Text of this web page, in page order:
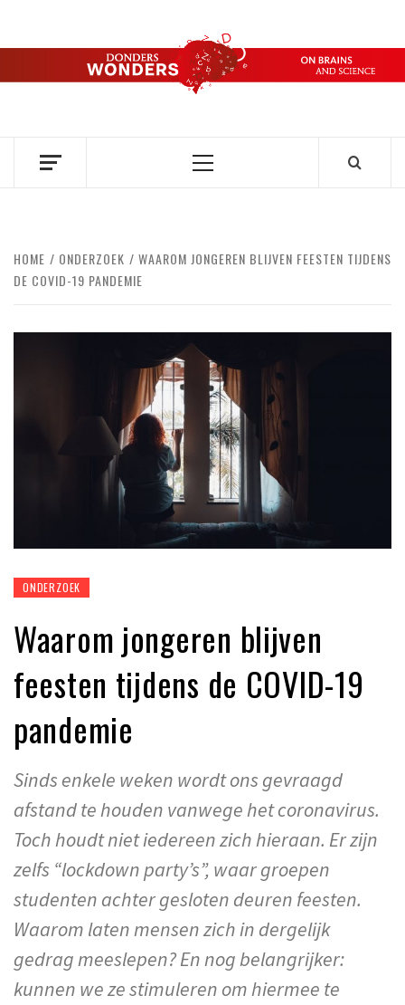
de
DONDERS
OVER HERSENEN EN WETENSCHAP // ON BRAINS AND
Primair
HOME ONDERZOEK
WAAROM JONGEREN BLIJVEN FEESTEN TIJDENS
DE COVID-19 PANDEMIE
ONDERZOEK
Waarom jongeren blijven
feesten tijdens de COVID-19
pandemie
Sinds enkele weken wordt ons gevraagd
afstand te houden vanwege het coronavirus.
Toch houdt niet iedereen zich hieraan. Er zijn
zelfs “lockdown party’s”, waar groepen
studenten achter gesloten deuren feesten.
Waarom laten mensen zich in dergelijk
gedrag meeslepen? En nog belangrijker:
kunnen we ze stimuleren om hiermee te